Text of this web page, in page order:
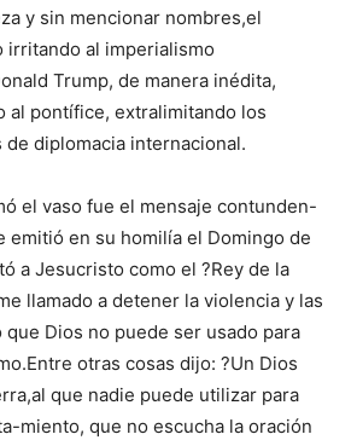
y sin mencionar nombres,el
irritando al imperialismo
Trump, de manera inédita,
al pontífice, extralimitando los
diplomacia internacional.
el vaso fue el mensaje contunden-
emitió en su homilía el Domingo de
a Jesucristo como el ?Rey de la
llamado a detener la violencia y las
Dios no puede ser usado para
otras cosas dijo: ?Un Dios
que nadie puede utilizar para
miento, que no escucha la oración